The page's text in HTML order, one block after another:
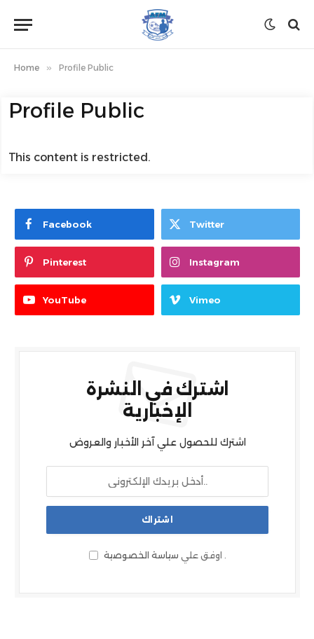
Home » Profile Public
Profile Public
This content is restricted.
Facebook Twitter
Pinterest Instagram
YouTube Vimeo
اشترك في النشرة
الإخبارية
اشترك للحصول علي آخر الأخبار والعروض
اوفق علي سياسة الخصوصية .